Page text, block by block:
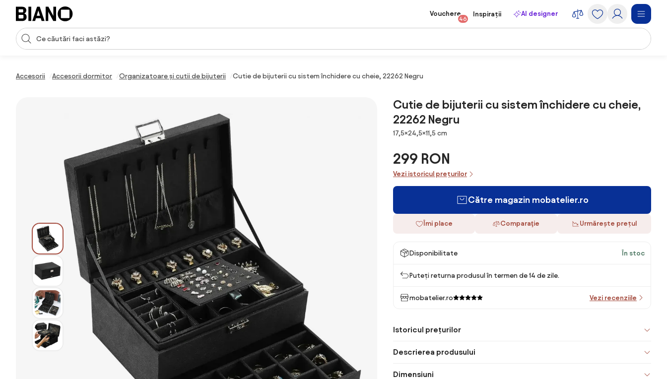
Sari peste navigare, accesează conținutul
Introducerea căutării
Vouchere
46
Inspirații AI designer
Accesorii Accesorii dormitor Organizatoare și cutii de bijuterii Cutie de bijuterii cu sistem închidere cu cheie, 22262 Negru
Cutie de bijuterii cu sistem închidere cu cheie,
22262 Negru
Dimensiuni
17,5×24,5×11,5 cm
299 RON
Vezi istoricul prețurilor
Către magazin mobatelier.ro
Îmi place Comparaţie Urmărește prețul
Disponibilitate În stoc
Puteți returna produsul în termen de 14 de zile.
mobatelier.ro Vezi recenziile
Istoricul prețurilor
Descrierea produsului
Dimensiuni